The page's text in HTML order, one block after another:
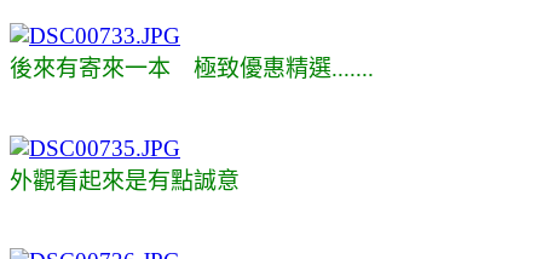
後來有寄來一本 極致優惠精選.......
外觀看起來是有點誠意